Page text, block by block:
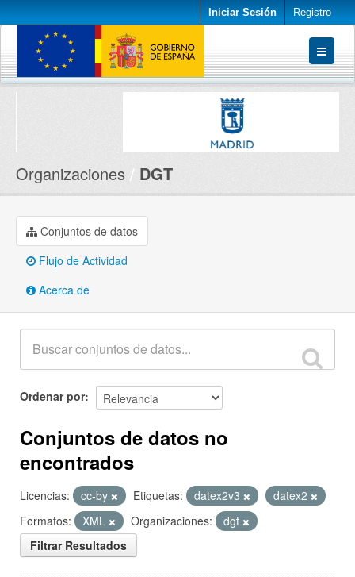
Iniciar Sesión Registro
Conjuntos de datos
Organizaciones DGT
Conjuntos de datos
Flujo de Actividad
Acerca de
Ordenar por
Conjuntos de datos no
encontrados
Licencias: cc-by Etiquetas: datex2v3
datex2
Formatos:
XML Organizaciones:
dgt
Filtrar Resultados